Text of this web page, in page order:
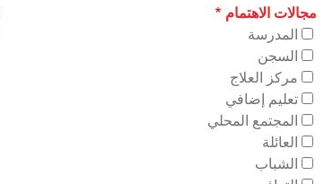
مجالات الاهتمام
المدرسة
السجن
مركز العلاج
تعليم إضافي
المجتمع المحلي
العائلة
الشباب